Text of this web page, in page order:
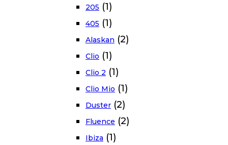
205 (1)
405 (1)
Alaskan (2)
Clio (1)
Clio 2 (1)
Clio Mio (1)
Duster (2)
Fluence (2)
Ibiza (1)